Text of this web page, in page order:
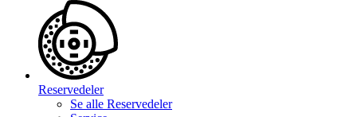
Reservedeler
Se alle Reservedeler